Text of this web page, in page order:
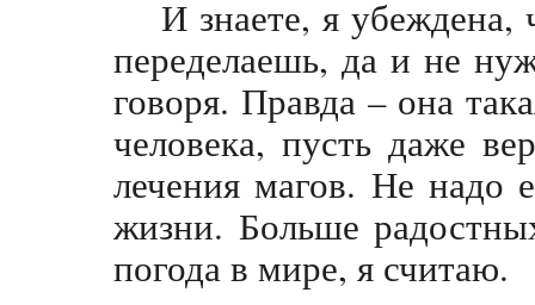
И знаете, я
переделаешь, да и не
говоря. Правда – она
человека, пусть даже
лечения магов. Не надо
жизни. Больше
погода в мире, я считаю.